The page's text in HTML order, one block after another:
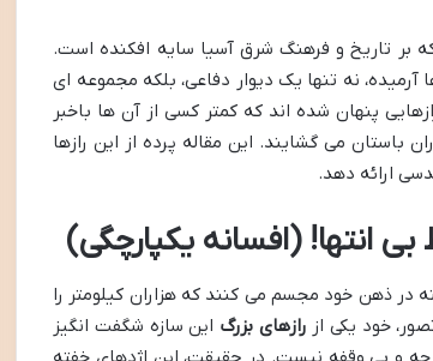
بر تاریخ و فرهنگ شرق آسیا سایه افکنده است.
نه تنها یک دیوار دفاعی، بلکه مجموعه ای
پنهان شده اند که کمتر کسی از آن ها باخبر
باستان می گشایند. این مقاله پرده از این رازها
ارائه دهد.
انتها! (افسانه یکپارچگی)
در ذهن خود مجسم می کنند که هزاران کیلومتر را
خود یکی از رازهای بزرگ این سازه شگفت انگیز